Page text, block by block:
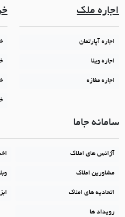
اجاره ملک
اجاره آپارتمان
اجاره ویلا
اجاره مغازه
سامانه جاما
آژانس های املاک
مشاورین املاک
اتحادیه های املاک
رویداد ها